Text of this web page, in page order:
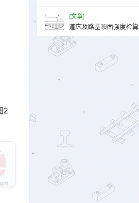
2
[文章]
道床及路基顶面强度检算